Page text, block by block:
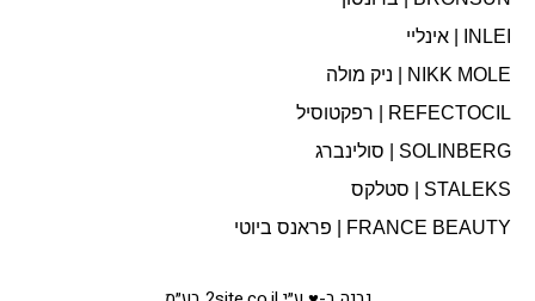
INLEI | אינליי
NIKK MOLE | ניק מולה
REFECTOCIL | רפקטוסיל
SOLINBERG | סולינברג
STALEKS | סטלקס
FRANCE BEAUTY | פראנס ביוטי